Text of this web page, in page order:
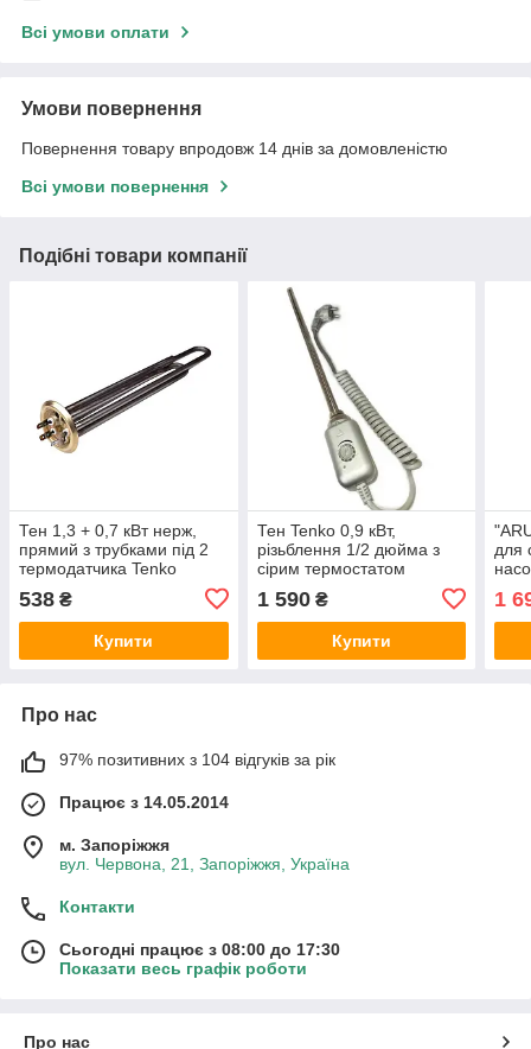
Всі умови оплати
Умови повернення
Повернення товару впродовж 14 днів за домовленістю
Всі умови повернення
Подібні товари компанії
Тен 1,3 + 0,7 кВт нерж,
прямий з трубками під 2
термодатчика Tenko
538 ₴
Купити
Тен Tenko 0,9 кВт,
різьблення 1/2 дюйма з
сірим термостатом
1 590₴
Купити
для
1
Про нас
97% позитивних з 104 відгуків за рік
Працює з 14.05.2014
м. Запоріжжя
вул. Червона, 21, Запоріжжя, Україна
Контакти
Сьогодні працює з 08:00 до 17:30
Показати весь графік роботи
Про нас